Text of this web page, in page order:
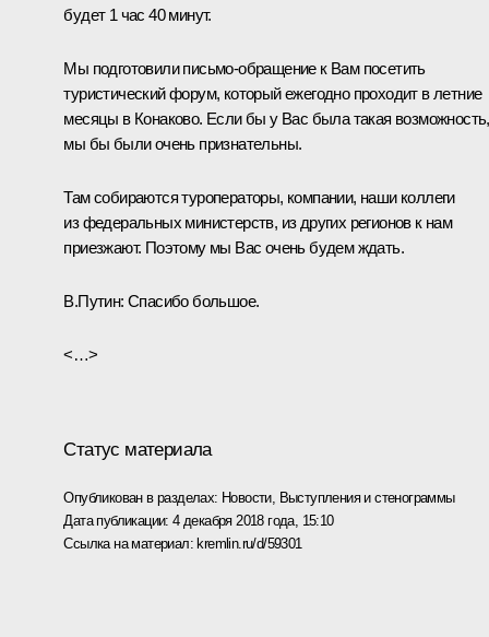
будет 1 час 40 минут.
Мы подготовили письмо-обращение к Вам посетить
туристический форум, который ежегодно проходит в летние
месяцы в Конаково. Если бы у Вас была такая возможность,
мы бы были очень признательны.
Там собираются туроператоры, компании, наши коллеги
из федеральных министерств, из других регионов к нам
приезжают. Поэтому мы Вас очень будем ждать.
В.Путин: Спасибо большое.
<…>
Статус материала
Опубликован в разделах: Новости, Выступления и стенограммы
Дата публикации:4 декабря 2018 года, 15:10
Ссылка на материал: kremlin.ru/d/59301